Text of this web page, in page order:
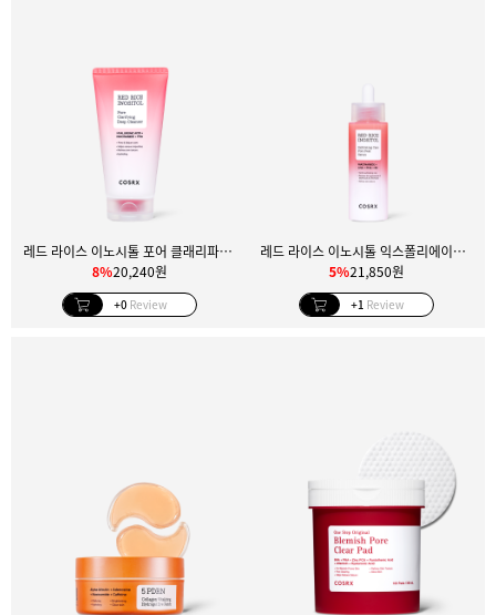
레드 라이스 이노시톨 포어 클래리파잉 딥 클렌저
8%20,240원
+0 Review
레드 라이스 이노시톨 익스폴리에이팅 케어 포어 필 세럼
5%21,850원
+1 Review